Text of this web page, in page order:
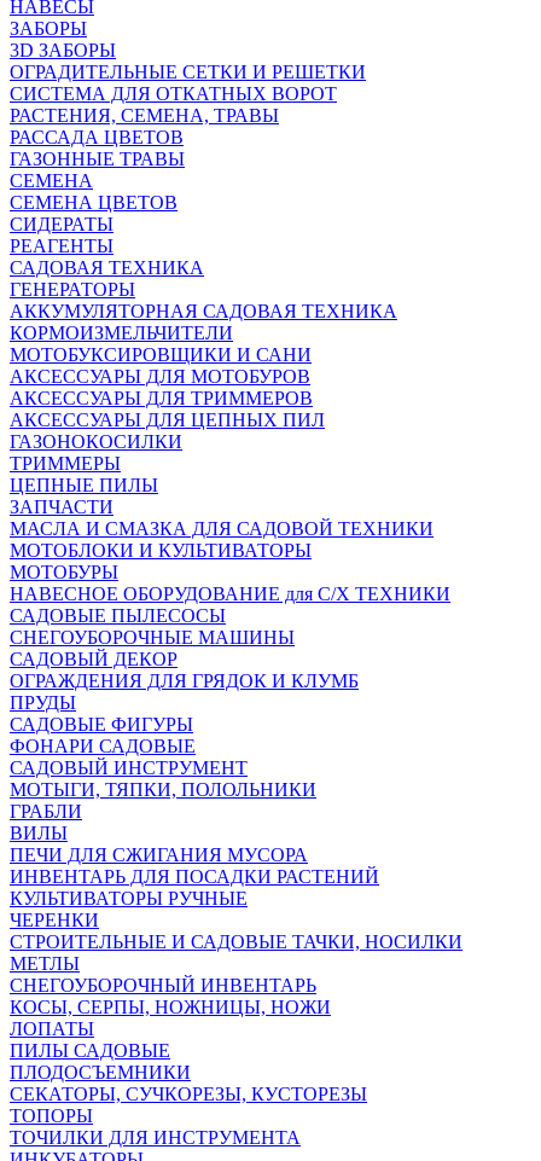
НАВЕСЫ
ЗАБОРЫ
3D ЗАБОРЫ
ОГРАДИТЕЛЬНЫЕ СЕТКИ И РЕШЕТКИ
СИСТЕМА ДЛЯ ОТКАТНЫХ ВОРОТ
РАСТЕНИЯ, СЕМЕНА, ТРАВЫ
РАССАДА ЦВЕТОВ
ГАЗОННЫЕ ТРАВЫ
СЕМЕНА
СЕМЕНА ЦВЕТОВ
СИДЕРАТЫ
РЕАГЕНТЫ
САДОВАЯ ТЕХНИКА
ГЕНЕРАТОРЫ
АККУМУЛЯТОРНАЯ САДОВАЯ ТЕХНИКА
КОРМОИЗМЕЛЬЧИТЕЛИ
МОТОБУКСИРОВЩИКИ И САНИ
АКСЕССУАРЫ ДЛЯ МОТОБУРОВ
АКСЕССУАРЫ ДЛЯ ТРИММЕРОВ
АКСЕССУАРЫ ДЛЯ ЦЕПНЫХ ПИЛ
ГАЗОНОКОСИЛКИ
ТРИММЕРЫ
ЦЕПНЫЕ ПИЛЫ
ЗАПЧАСТИ
МАСЛА И СМАЗКА ДЛЯ САДОВОЙ ТЕХНИКИ
МОТОБЛОКИ И КУЛЬТИВАТОРЫ
МОТОБУРЫ
НАВЕСНОЕ ОБОРУДОВАНИЕ для С/Х ТЕХНИКИ
САДОВЫЕ ПЫЛЕСОСЫ
СНЕГОУБОРОЧНЫЕ МАШИНЫ
САДОВЫЙ ДЕКОР
ОГРАЖДЕНИЯ ДЛЯ ГРЯДОК И КЛУМБ
ПРУДЫ
САДОВЫЕ ФИГУРЫ
ФОНАРИ САДОВЫЕ
САДОВЫЙ ИНСТРУМЕНТ
МОТЫГИ, ТЯПКИ, ПОЛОЛЬНИКИ
ГРАБЛИ
ВИЛЫ
ПЕЧИ ДЛЯ СЖИГАНИЯ МУСОРА
ИНВЕНТАРЬ ДЛЯ ПОСАДКИ РАСТЕНИЙ
КУЛЬТИВАТОРЫ РУЧНЫЕ
ЧЕРЕНКИ
СТРОИТЕЛЬНЫЕ И САДОВЫЕ ТАЧКИ, НОСИЛКИ
МЕТЛЫ
СНЕГОУБОРОЧНЫЙ ИНВЕНТАРЬ
КОСЫ, СЕРПЫ, НОЖНИЦЫ, НОЖИ
ЛОПАТЫ
ПИЛЫ САДОВЫЕ
ПЛОДОСЪЕМНИКИ
СЕКАТОРЫ, СУЧКОРЕЗЫ, КУСТОРЕЗЫ
ТОПОРЫ
ТОЧИЛКИ ДЛЯ ИНСТРУМЕНТА